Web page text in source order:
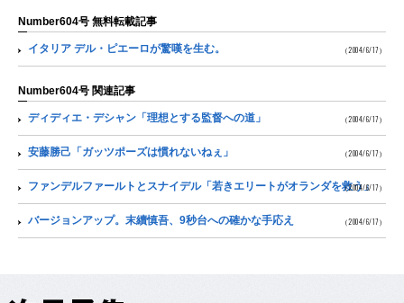
Number604号 無料転載記事
イタリア デル・ピエーロが驚嘆を生む。 （2004/6/17）
Number604号 関連記事
ディディエ・デシャン「理想とする監督への道」 （2004/6/17）
安藤勝己「ガッツポーズは慣れないねぇ」 （2004/6/17）
ファンデルファールトとスナイデル「若きエリートがオランダを救う」
（2004/6/17）
バージョンアップ。末續慎吾、9秒台への確かな手応え （2004/6/17）